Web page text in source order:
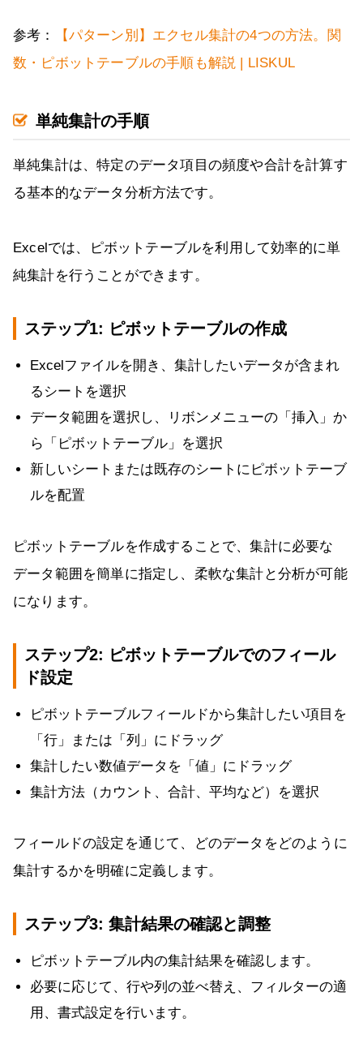
参考：
【パターン別】エクセル集計の4つの方法。関
数・ピボットテーブルの手順も解説 | LISKUL
単純集計の手順
単純集計は、特定のデータ項目の頻度や合計を計算す
る基本的なデータ分析方法です。
Excelでは、ピボットテーブルを利用して効率的に単
純集計を行うことができます。
ステップ1: ピボットテーブルの作成
Excelファイルを開き、集計したいデータが含まれ
るシートを選択
データ範囲を選択し、リボンメニューの「挿入」か
ら「ピボットテーブル」を選択
新しいシートまたは既存のシートにピボットテーブ
ルを配置
ピボットテーブルを作成することで、集計に必要な
データ範囲を簡単に指定し、柔軟な集計と分析が可能
になります。
ステップ2: ピボットテーブルでのフィール
ド設定
ピボットテーブルフィールドから集計したい項目を
「行」または「列」にドラッグ
集計したい数値データを「値」にドラッグ
集計方法（カウント、合計、平均など）を選択
フィールドの設定を通じて、どのデータをどのように
集計するかを明確に定義します。
ステップ3: 集計結果の確認と調整
ピボットテーブル内の集計結果を確認します。
必要に応じて、行や列の並べ替え、フィルターの適
用、書式設定を行います。